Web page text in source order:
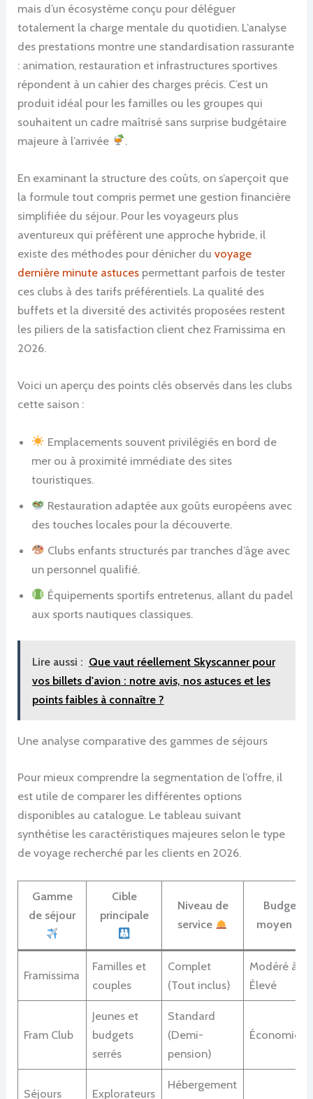
mais d’un écosystème conçu pour déléguer
totalement la charge mentale du quotidien. L’analyse
des prestations montre une standardisation rassurante
: animation, restauration et infrastructures sportives
répondent à un cahier des charges précis. C’est un
produit idéal pour les familles ou les groupes qui
souhaitent un cadre maîtrisé sans surprise budgétaire
majeure à l’arrivée
.
En examinant la structure des coûts, on s’aperçoit que
la formule tout compris permet une gestion financière
simplifiée du séjour. Pour les voyageurs plus
aventureux qui préfèrent une approche hybride, il
existe des méthodes pour dénicher duvoyage
dernière minute astuces permettant parfois de tester
ces clubs à des tarifs préférentiels. La qualité des
buffets et la diversité des activités proposées restent
les piliers de la satisfaction client chez Framissima en
2026.
Voici un aperçu des points clés observés dans les clubs
cette saison :
Emplacements souvent privilégiés en bord de
mer ou à proximité immédiate des sites
touristiques.
Restauration adaptée aux goûts européens avec
des touches locales pour la découverte.
Clubs enfants structurés par tranches d’âge avec
un personnel qualifié.
Équipements sportifs entretenus, allant du padel
aux sports nautiques classiques.
Lire aussi : Que vaut réellement Skyscanner pour
vos billets d'avion : notre avis, nos astuces et les
points faibles à connaître ?
Une analyse comparative des gammes de séjours
Pour mieux comprendre la segmentation de l’offre, il
est utile de comparer les différentes options
disponibles au catalogue. Le tableau suivant
synthétise les caractéristiques majeures selon le type
de voyage recherché par les clients en 2026.
Gamme
de séjour
Cible
principale
Niveau de
service
Budget
moyen
Framissima
Familles et
couples
Complet
(Tout inclus)
Modéré à
Élevé
Fram Club
Jeunes et
budgets
serrés
Standard
(Demi-
pension)
Séjours Explorateurs
Hébergement